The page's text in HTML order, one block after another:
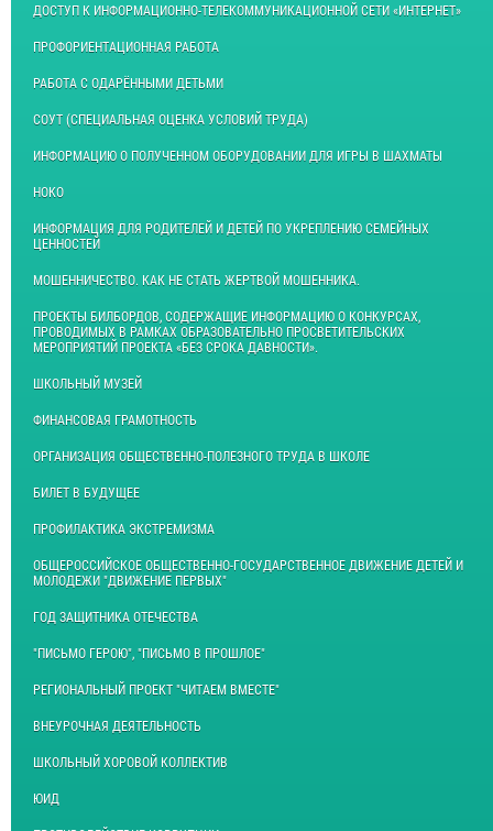
ДОСТУП К ИНФОРМАЦИОННО-ТЕЛЕКОММУНИКАЦИОННОЙ СЕТИ «ИНТЕРНЕТ»
ПРОФОРИЕНТАЦИОННАЯ РАБОТА
РАБОТА С ОДАРЁННЫМИ ДЕТЬМИ
СОУТ (СПЕЦИАЛЬНАЯ ОЦЕНКА УСЛОВИЙ ТРУДА)
ИНФОРМАЦИЮ О ПОЛУЧЕННОМ ОБОРУДОВАНИИ ДЛЯ ИГРЫ В ШАХМАТЫ
НОКО
ИНФОРМАЦИЯ ДЛЯ РОДИТЕЛЕЙ И ДЕТЕЙ ПО УКРЕПЛЕНИЮ СЕМЕЙНЫХ
ЦЕННОСТЕЙ
МОШЕННИЧЕСТВО. КАК НЕ СТАТЬ ЖЕРТВОЙ МОШЕННИКА.
ПРОЕКТЫ БИЛБОРДОВ, СОДЕРЖАЩИЕ ИНФОРМАЦИЮ О КОНКУРСАХ,
ПРОВОДИМЫХ В РАМКАХ ОБРАЗОВАТЕЛЬНО ПРОСВЕТИТЕЛЬСКИХ
МЕРОПРИЯТИЙ ПРОЕКТА «БЕЗ СРОКА ДАВНОСТИ».
ШКОЛЬНЫЙ МУЗЕЙ
ФИНАНСОВАЯ ГРАМОТНОСТЬ
ОРГАНИЗАЦИЯ ОБЩЕСТВЕННО-ПОЛЕЗНОГО ТРУДА В ШКОЛЕ
БИЛЕТ В БУДУЩЕЕ
ПРОФИЛАКТИКА ЭКСТРЕМИЗМА
ОБЩЕРОССИЙСКОЕ ОБЩЕСТВЕННО-ГОСУДАРСТВЕННОЕ ДВИЖЕНИЕ ДЕТЕЙ И
МОЛОДЕЖИ "ДВИЖЕНИЕ ПЕРВЫХ"
ГОД ЗАЩИТНИКА ОТЕЧЕСТВА
"ПИСЬМО ГЕРОЮ", "ПИСЬМО В ПРОШЛОЕ"
РЕГИОНАЛЬНЫЙ ПРОЕКТ "ЧИТАЕМ ВМЕСТЕ"
ВНЕУРОЧНАЯ ДЕЯТЕЛЬНОСТЬ
ШКОЛЬНЫЙ ХОРОВОЙ КОЛЛЕКТИВ
ЮИД